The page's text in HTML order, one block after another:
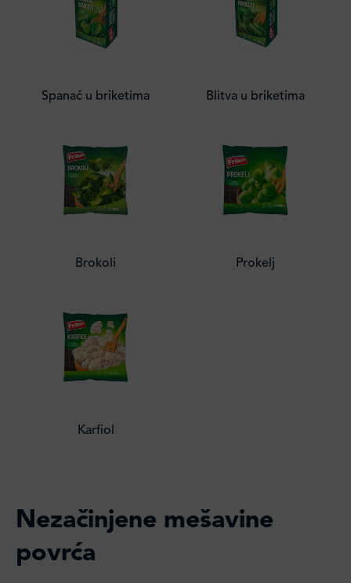
Spanać u briketima Blitva u briketima
Brokoli Prokelj
Karfiol
Nezačinjene mešavine
povrća